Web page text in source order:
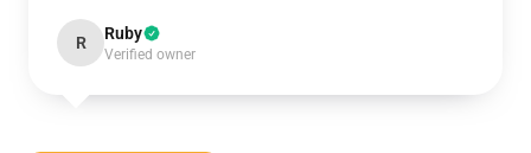
R Ruby
Verified owner